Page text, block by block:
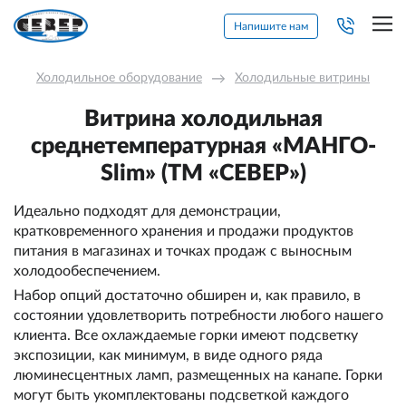
Напишите нам
Холодильное оборудование → Холодильные витрины
Витрина холодильная
среднетемпературная «МАНГО-
Slim» (ТМ «СЕВЕР»)
Идеально подходят для демонстрации,
кратковременного хранения и продажи продуктов
питания в магазинах и точках продаж с выносным
холодообеспечением.
Набор опций достаточно обширен и, как правило, в
состоянии удовлетворить потребности любого нашего
клиента. Все охлаждаемые горки имеют подсветку
экспозиции, как минимум, в виде одного ряда
люминесцентных ламп, размещенных на канапе. Горки
могут быть укомплектованы подсветкой каждого